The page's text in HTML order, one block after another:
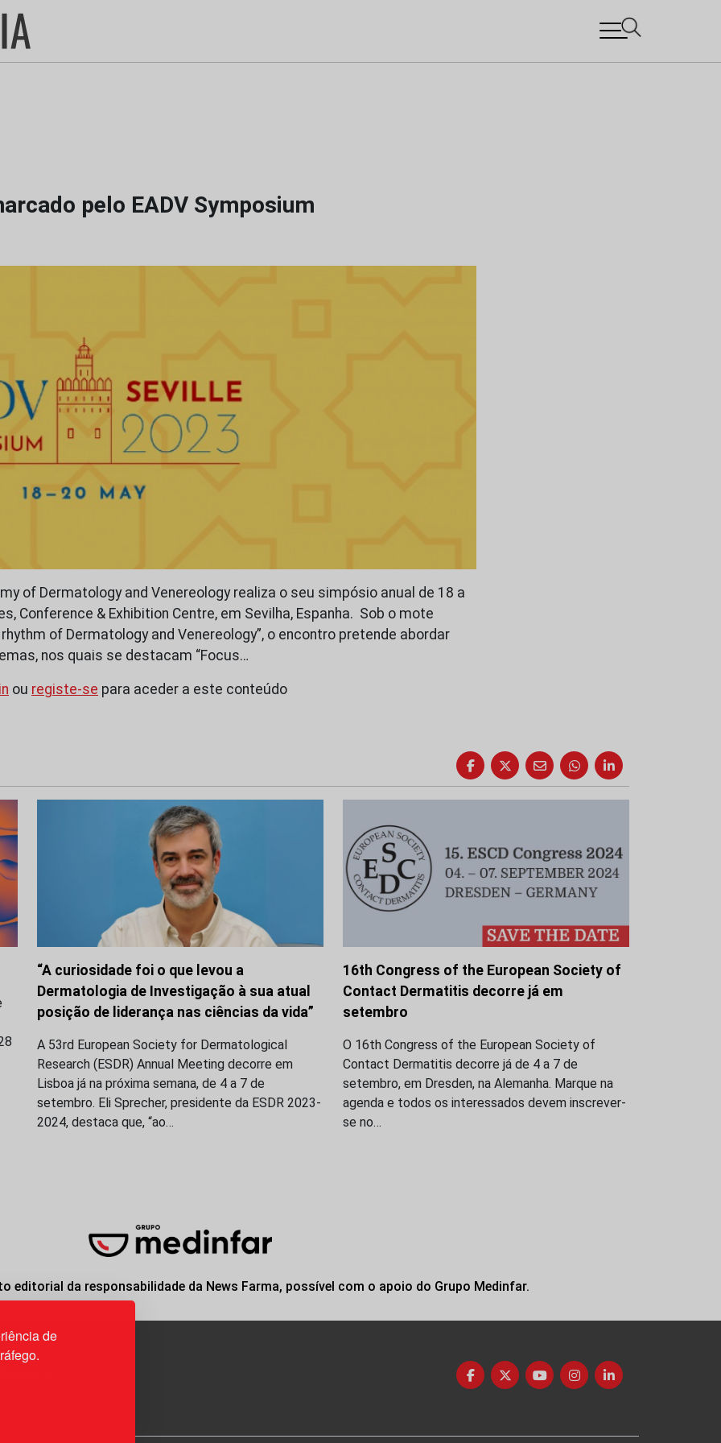
de
pelo EADV Symposium
of Dermatology and Venereology realiza o seu simpósio anual de 18 a
Conference & Exhibition Centre, em Sevilha, Espanha. Sob o mote
of Dermatology and Venereology”, o encontro pretende abordar
nos quais se destacam “Focus…
ou registe-se para aceder a este conteúdo
“A curiosidade foi o que levou a
Dermatologia de Investigação à sua atual
posição de liderança nas ciências da vida”
A 53rd European Society for Dermatological
Research (ESDR) Annual Meeting decorre em
Lisboa já na próxima semana, de 4 a 7 de
setembro. Eli Sprecher, presidente da ESDR 2023-
2024, destaca que, “ao…
16th Congress of the European Society of
Contact Dermatitis decorre já em
setembro
O 16th Congress of the European Society of
Contact Dermatitis decorre já de 4 a 7 de
setembro, em Dresden, na Alemanha. Marque na
agenda e todos os interessados devem inscrever-
se no…
editorial da responsabilidade da News Farma, possível com o apoio do Grupo Medinfar.